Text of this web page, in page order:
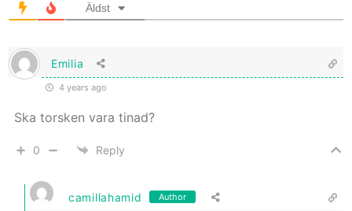
Äldst
Emilia
4 years ago
Ska torsken vara tinad?
0 Reply
camillahamid Author